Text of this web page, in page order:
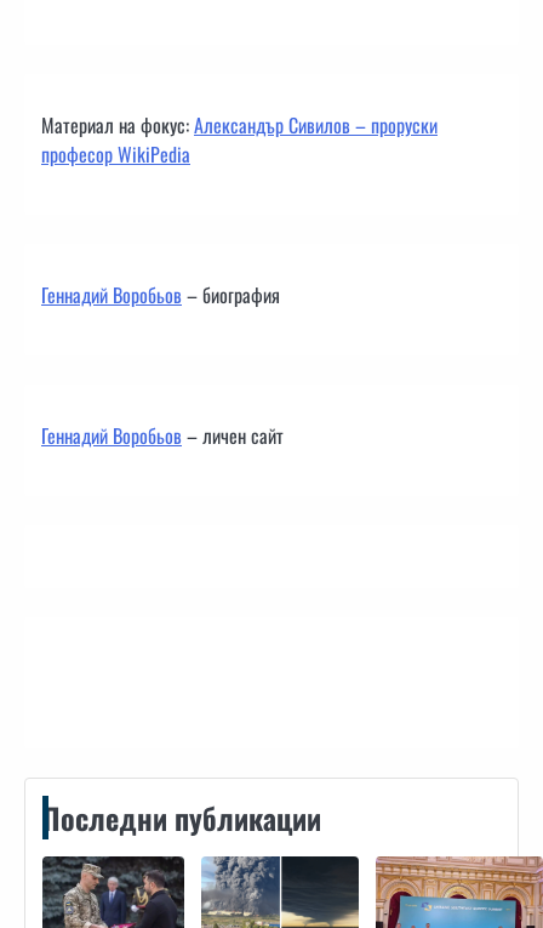
Материал на фокус:Александър Сивилов – проруски
професор WikiPedia
Геннадий Воробьов– биография
Геннадий Воробьов– личен сайт
Последни публикации